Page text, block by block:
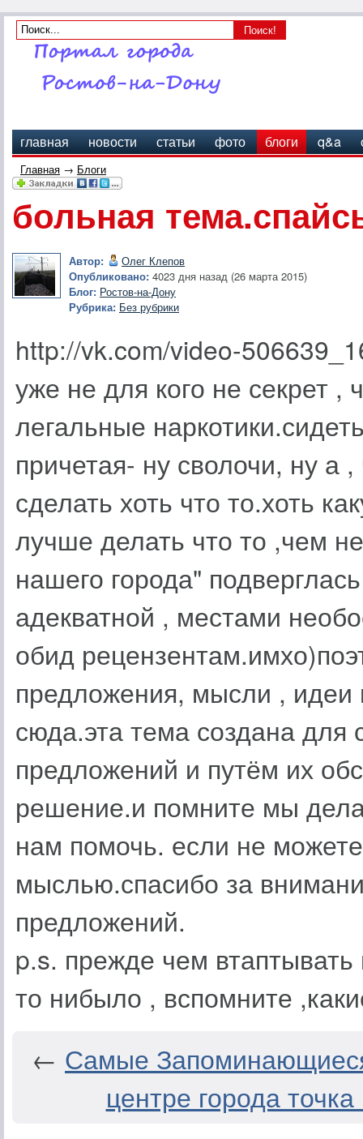
главная новости статьи фото блоги q&a
Главная → Блоги
больная
Автор:
Олег Клепов
Опубликовано: 4023 дня назад (26 марта 2015)
Блог: Ростов-на-Дону
Рубрика: Без рубрики
http://vk.com/video-
уже не для кого не секрет ,
легальные
причетая- ну сволочи, ну
сделать хоть что то.хоть
лучше делать что то ,чем
нашего города"
адекватной , местами
обид
предложения, мысли , идеи
сюда.эта тема создана для
предложений и путём их
решение.и помните мы
нам помочь. если не
мыслью.спасибо за
предложений.
p.s. прежде чем втаптывать
то нибыло , вспомните
← Самые
центре города